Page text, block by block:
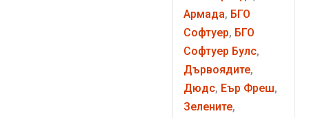
Армада, БГО
Софтуер, БГО
Софтуер Булс,
Дървоядите,
Дюдс, Еър Фреш,
Зелените,